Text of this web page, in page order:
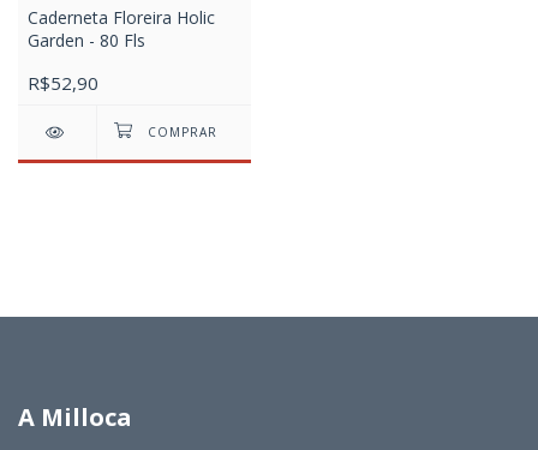
Caderneta Floreira Holic
Garden - 80 Fls
R$52,90
A Milloca